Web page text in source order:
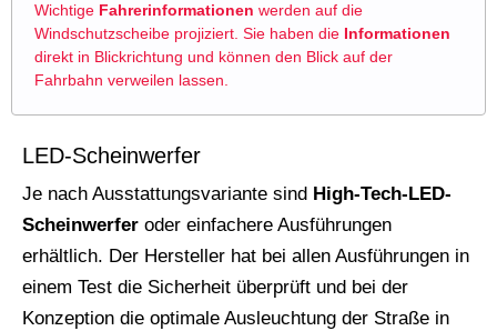
Wichtige Fahrerinformationen werden auf die
Windschutzscheibe projiziert. Sie haben die Informationen
direkt in Blickrichtung und können den Blick auf der
Fahrbahn verweilen lassen.
LED-Scheinwerfer
Je nach Ausstattungsvariante sind High-Tech-LED-
Scheinwerfer oder einfachere Ausführungen
erhältlich. Der Hersteller hat bei allen Ausführungen in
einem Test die Sicherheit überprüft und bei der
Konzeption die optimale Ausleuchtung der Straße in